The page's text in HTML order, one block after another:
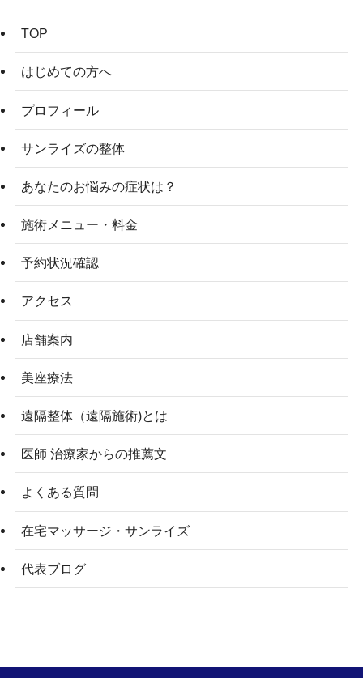
TOP
はじめての方へ
プロフィール
サンライズの整体
あなたのお悩みの症状は？
施術メニュー・料金
予約状況確認
アクセス
店舗案内
美座療法
遠隔整体（遠隔施術)とは
医師 治療家からの推薦文
よくある質問
在宅マッサージ・サンライズ
代表ブログ